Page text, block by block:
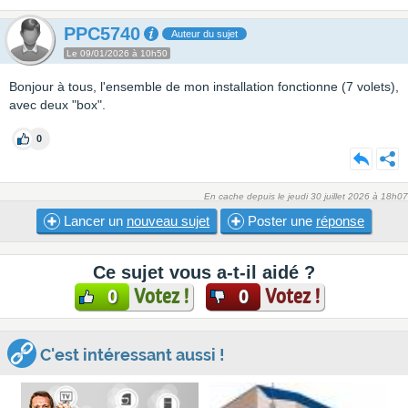
PPC5740 Auteur du sujet
Le 09/01/2026 à 10h50
Bonjour à tous, l'ensemble de mon installation fonctionne (7 volets),
avec deux "box".
0
En cache depuis le jeudi 30 juillet 2026 à 18h07
Lancer un nouveau sujet Poster une réponse
Ce sujet vous a-t-il aidé ?
0 Votez ! 0 Votez !
C'est intéressant aussi !